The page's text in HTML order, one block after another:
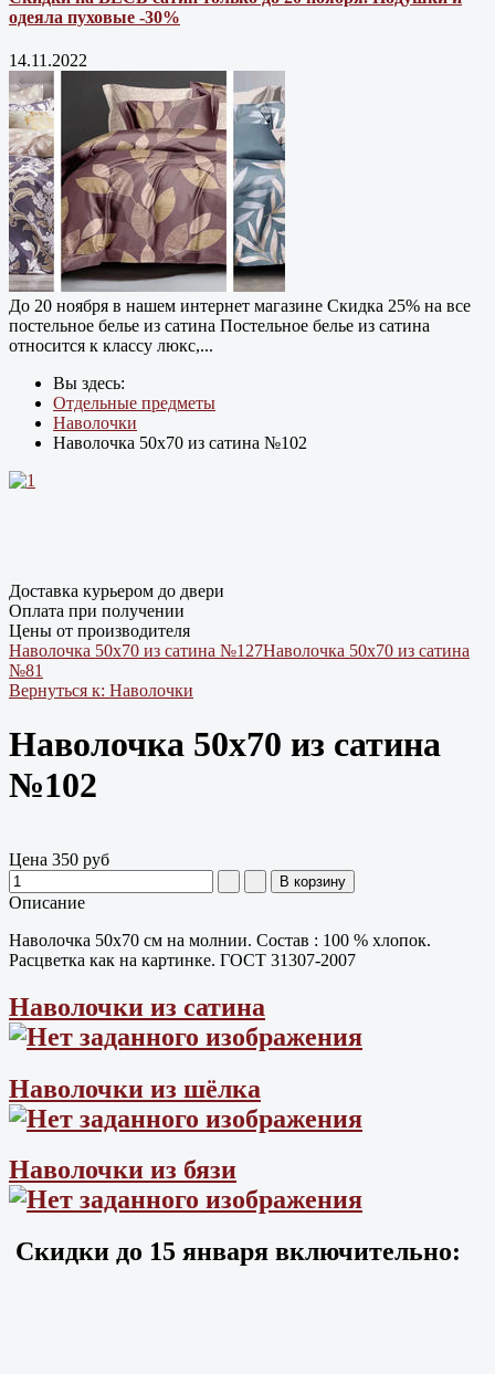
одеяла пуховые -30%
14.11.2022
До 20 ноября в нашем интернет магазине Cкидка 25% на все
постельное белье из сатина Постельное белье из сатина
относится к классу люкс,...
Вы здесь:
Отдельные предметы
Наволочки
Наволочка 50х70 из сатина №102
Доставка курьером до двери
Оплата при получении
Цены от производителя
Наволочка 50х70 из сатина №127Наволочка 50х70 из сатина
№81
Вернуться к: Наволочки
Наволочка 50х70 из сатина
№102
Цена 350 руб
Описание
Наволочка 50х70 см на молнии. Состав : 100 % хлопок.
Расцветка как на картинке. ГОСТ 31307-2007
Наволочки из сатина
Наволочки из шёлка
Наволочки из бязи
Скидки до 15 января включительно: